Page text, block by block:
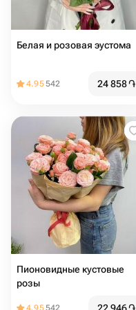
Белая и розовая эустома
4.95542 24 858֏
Пионовидные кустовые
розы
4.95542